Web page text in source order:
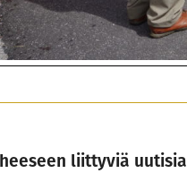
liittyviä uutisia